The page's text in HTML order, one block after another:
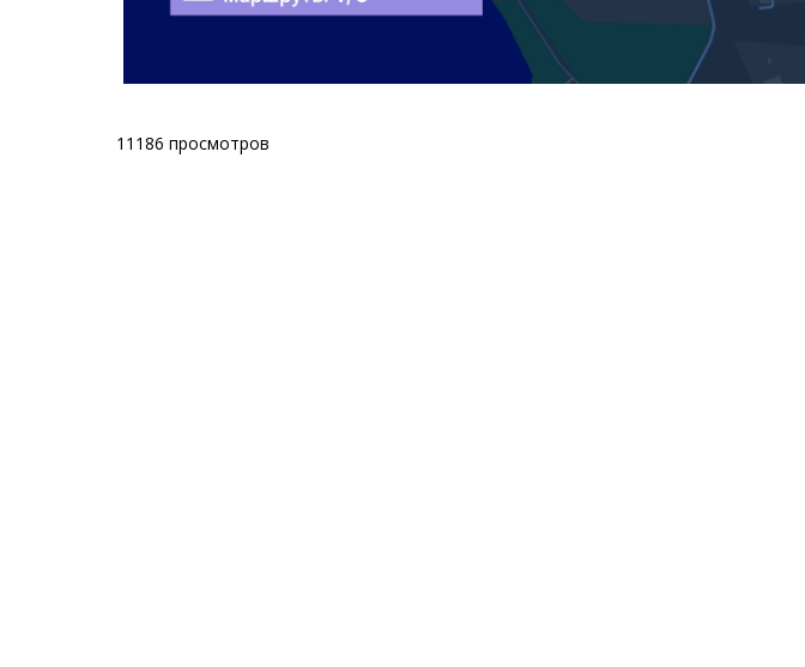
11186 просмотров